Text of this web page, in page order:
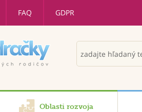
FAQ GDPR
Oblasti rozvoja